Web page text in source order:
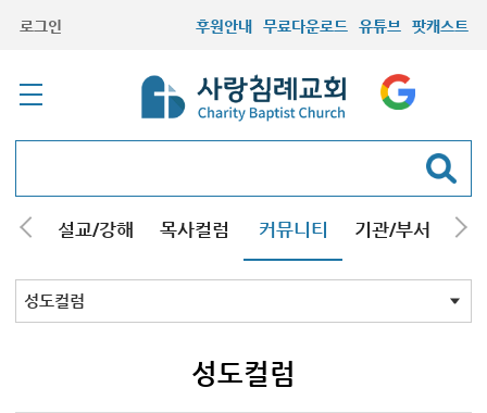
로그인 후원안내 무료다운로드 유튜브 팟캐스트
내 설교/강해 목사컬럼 커뮤니티 기관/부서 선
최근등록자료
자유게시판
교회소식
성도컬럼
성도컬럼